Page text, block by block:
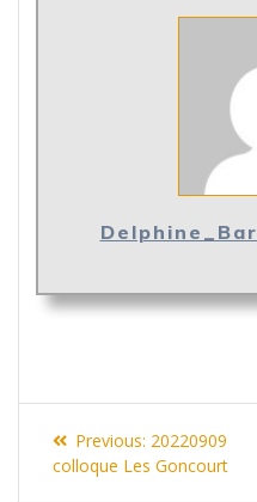
Navigation
de
Previous: Previous
post:
20220909
colloque Les Goncourt